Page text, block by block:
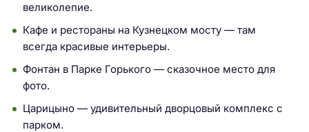
великолепие.
Кафе и рестораны на Кузнецком мосту — там
всегда красивые интерьеры.
Фонтан в Парке Горького — сказочное место для
фото.
Царицыно — удивительный дворцовый комплекс с
парком.
Н